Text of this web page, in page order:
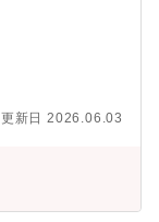
白さ・魅力・多
対応力が養わ
社直後入社時の
サポートできる
当することで、
ポジションで求
を深めるため
です。
更新日 2026.06.03